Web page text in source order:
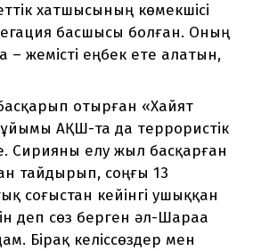
хатшысының көмекшісі
басшысы болған. Оның
– жемісті еңбек ете алатын,
отырған «Хайят
АҚШ-та да террористік
Сирияны елу жыл басқарған
тайдырып, соңғы 13
соғыстан кейінгі ушыққан
деп сөз берген әл-Шараа
Бірақ келіссөздер мен